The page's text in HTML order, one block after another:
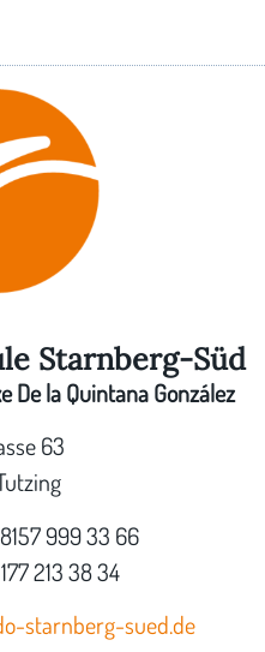
Starnberg-Süd
De la Quintana González
63
999 33 66
213 38 34
starnberg-sued.de